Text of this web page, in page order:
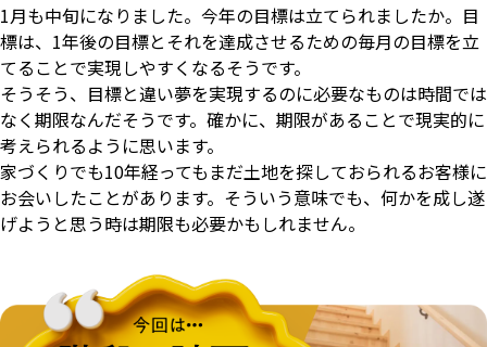
1月も中旬になりました。今年の目標は立てられましたか。目
標は、1年後の目標とそれを達成させるための毎月の目標を立
てることで実現しやすくなるそうです。
そうそう、目標と違い夢を実現するのに必要なものは時間では
なく期限なんだそうです。確かに、期限があることで現実的に
考えられるように思います。
家づくりでも10年経ってもまだ土地を探しておられるお客様に
お会いしたことがあります。そういう意味でも、何かを成し遂
げようと思う時は期限も必要かもしれません。